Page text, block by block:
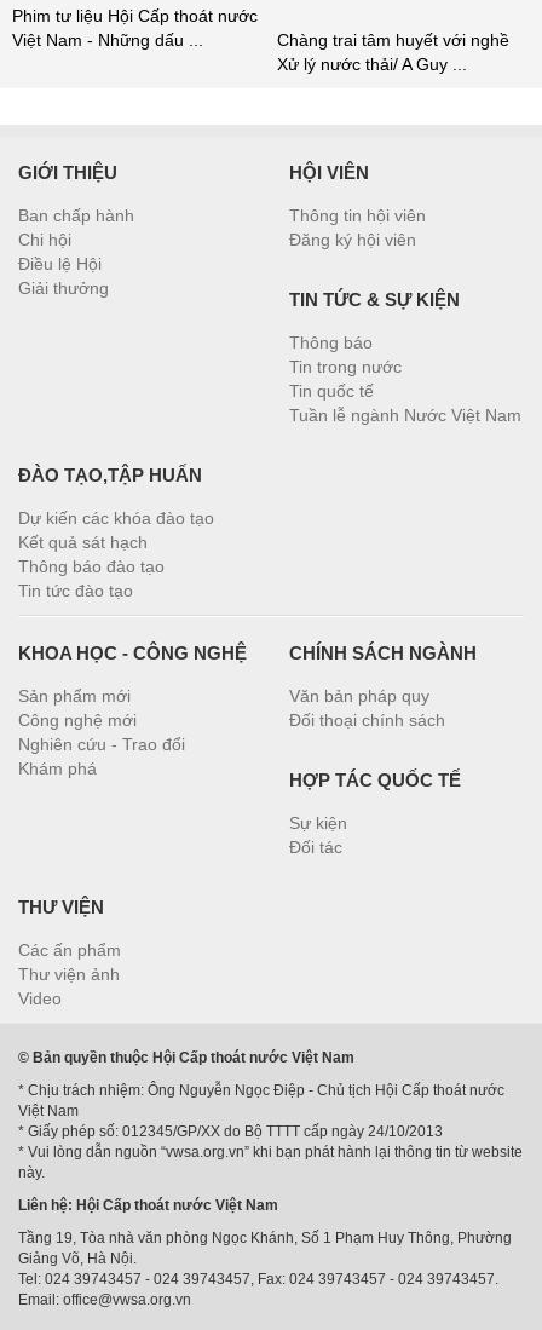
Chàng trai tâm huyết với nghề
Xử lý nước thải/ ...
GIỚI THIỆU
Ban chấp hành
Chi hội
Điều lệ Hội
Giải thưởng
HỘI VIÊN
Thông tin hội viên
Đăng ký hội viên
TIN TỨC & SỰ KIỆN
Thông báo
Tin trong nước
Tin quốc tế
Tuần lễ ngành Nước Việt Nam
ĐÀO TẠO,TẬP HUẤN
Dự kiến các khóa đào tạo
Kết quả sát hạch
Thông báo đào tạo
Tin tức đào tạo
KHOA HỌC - CÔNG NGHỆ
Sản phẩm mới
Công nghệ mới
Nghiên cứu - Trao đổi
Khám phá
CHÍNH SÁCH NGÀNH
Văn bản pháp quy
Đối thoại chính sách
HỢP TÁC QUỐC TẾ
Sự kiện
Đối tác
THƯ VIỆN
Các ấn phẩm
Thư viện ảnh
Video
© Bản quyền thuộc Hội Cấp thoát nước Việt Nam
* Chịu trách nhiệm: Ông Nguyễn Ngọc Điệp - Chủ tịch Hội Cấp thoát nước
Việt Nam
* Giấy phép số: 012345/GP/XX do Bộ TTTT cấp ngày 24/10/2013
* Vui lòng dẫn nguồn “vwsa.org.vn” khi bạn phát hành lại thông tin từ website
này.
Liên hệ: Hội Cấp thoát nước Việt Nam
Tầng 19, Tòa nhà văn phòng Ngọc Khánh, Số 1 Phạm Huy Thông, Phường
Giảng Võ, Hà Nội.
Tel: 024 39743457 - 024 39743457, Fax: 024 39743457 - 024 39743457.
Email: office@vwsa.org.vn